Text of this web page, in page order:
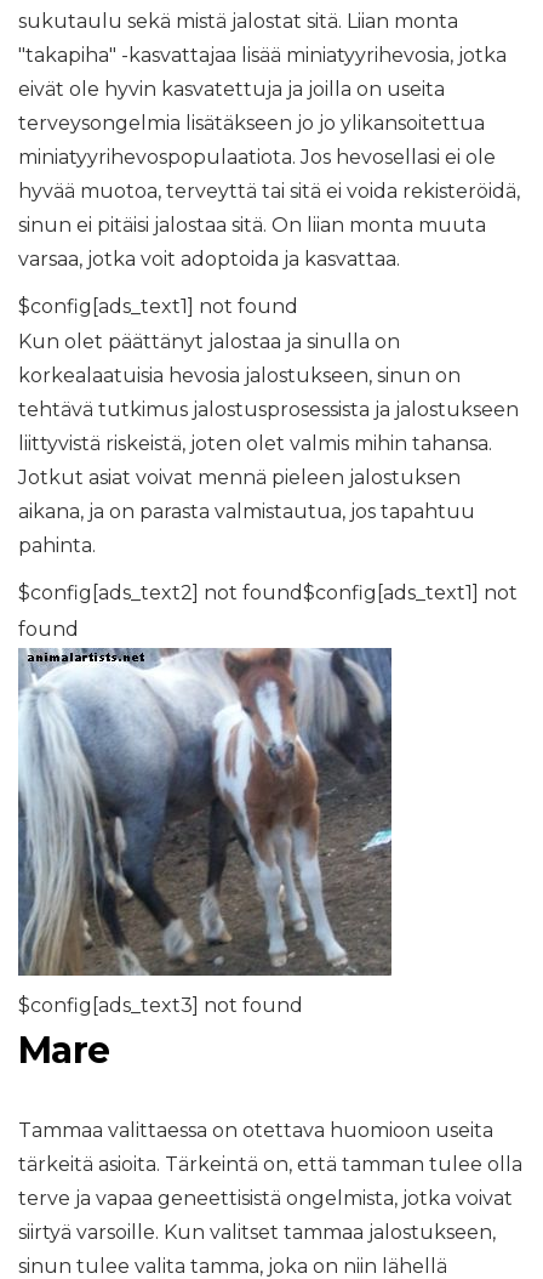
sukutaulu sekä mistä jalostat sitä. Liian monta
"takapiha" -kasvattajaa lisää miniatyyrihevosia, jotka
eivät ole hyvin kasvatettuja ja joilla on useita
terveysongelmia lisätäkseen jo jo ylikansoitettua
miniatyyrihevospopulaatiota. Jos hevosellasi ei ole
hyvää muotoa, terveyttä tai sitä ei voida rekisteröidä,
sinun ei pitäisi jalostaa sitä. On liian monta muuta
varsaa, jotka voit adoptoida ja kasvattaa.
$config[ads_text1] not found
Kun olet päättänyt jalostaa ja sinulla on
korkealaatuisia hevosia jalostukseen, sinun on
tehtävä tutkimus jalostusprosessista ja jalostukseen
liittyvistä riskeistä, joten olet valmis mihin tahansa.
Jotkut asiat voivat mennä pieleen jalostuksen
aikana, ja on parasta valmistautua, jos tapahtuu
pahinta.
$config[ads_text2] not found$config[ads_text1] not
found
$config[ads_text3] not found
Mare
Tammaa valittaessa on otettava huomioon useita
tärkeitä asioita. Tärkeintä on, että tamman tulee olla
terve ja vapaa geneettisistä ongelmista, jotka voivat
siirtyä varsoille. Kun valitset tammaa jalostukseen,
sinun tulee valita tamma, joka on niin lähellä